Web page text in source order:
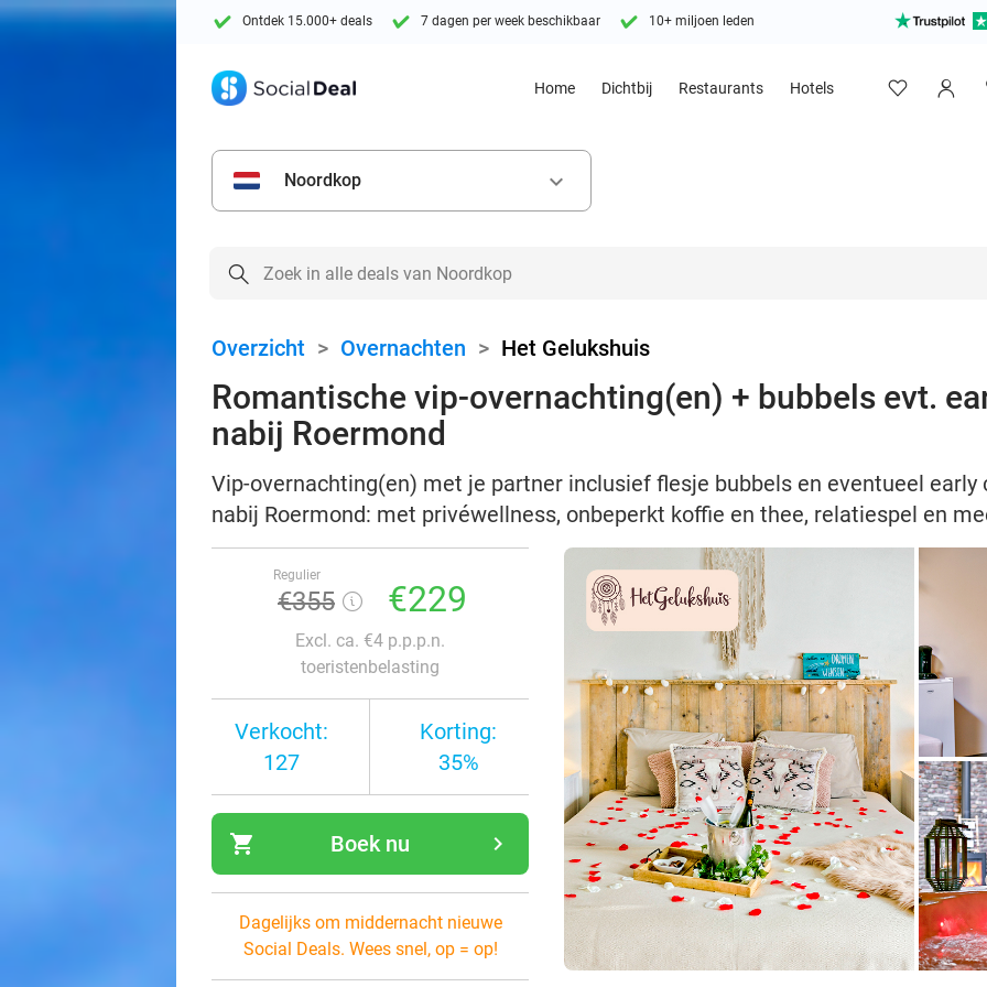
Ontdek 15.000+ deals 7 dagen per week beschikbaar 10+ miljoen leden
Home Dichtbij Restaurants Hotels
Noordkop keyboard_arrow_down
Overzicht > Overnachten > Het Gelukshuis
Romantische vip-overnachting(en) + bubbels evt.
nabij Roermond
Vip-overnachting(en) met je partner inclusief flesje bubbels en eventueel early
nabij Roermond: met privéwellness, onbeperkt koffie en thee, relatiespel en
Regulier
€355 €229
Excl. ca. €4 p.p.p.n.
toeristenbelasting
Verkocht:
127
Korting:
35%
shopping_cart navigate_next
Boek nu
Dagelijks om middernacht nieuwe
Social Deals. Wees snel, op = op!